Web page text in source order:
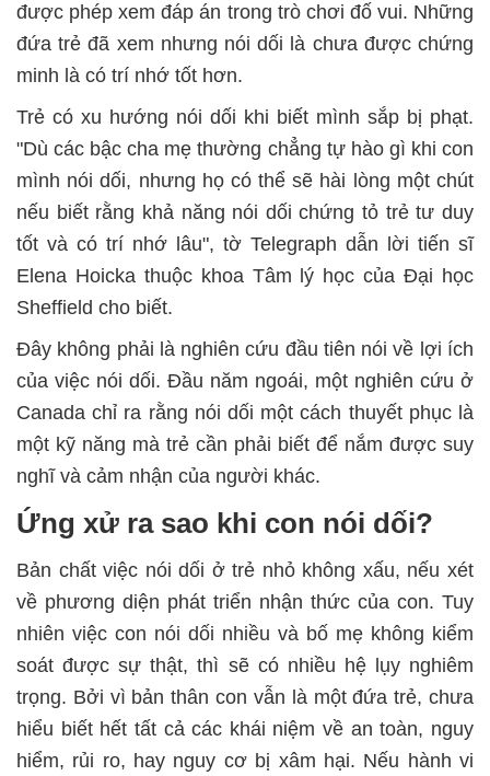
được phép xem đáp án trong trò chơi đố vui. Những
đứa trẻ đã xem nhưng nói dối là chưa được chứng
minh là có trí nhớ tốt hơn.
Trẻ có xu hướng nói dối khi biết mình sắp bị phạt.
"Dù các bậc cha mẹ thường chẳng tự hào gì khi con
mình nói dối, nhưng họ có thể sẽ hài lòng một chút
nếu biết rằng khả năng nói dối chứng tỏ trẻ tư duy
tốt và có trí nhớ lâu", tờ Telegraph dẫn lời tiến sĩ
Elena Hoicka thuộc khoa Tâm lý học của Đại học
Sheffield cho biết.
Đây không phải là nghiên cứu đầu tiên nói về lợi ích
của việc nói dối. Đầu năm ngoái, một nghiên cứu ở
Canada chỉ ra rằng nói dối một cách thuyết phục là
một kỹ năng mà trẻ cần phải biết để nắm được suy
nghĩ và cảm nhận của người khác.
Ứng xử ra sao khi con nói dối?
Bản chất việc nói dối ở trẻ nhỏ không xấu, nếu xét
về phương diện phát triển nhận thức của con. Tuy
nhiên việc con nói dối nhiều và bố mẹ không kiểm
soát được sự thật, thì sẽ có nhiều hệ lụy nghiêm
trọng. Bởi vì bản thân con vẫn là một đứa trẻ, chưa
hiểu biết hết tất cả các khái niệm về an toàn, nguy
hiểm, rủi ro, hay nguy cơ bị xâm hại. Nếu hành vi